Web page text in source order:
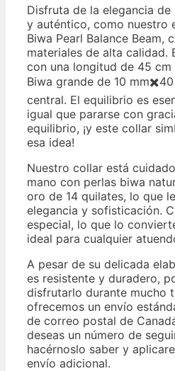
Disfruta de la elegancia
y auténtico, como nuestro
Biwa Pearl Balance Beam,
materiales de alta calidad.
con una longitud de 45 cm
Biwa grande de 10
central. El equilibrio es
igual que pararse con
equilibrio, ¡y este collar
esa idea!
Nuestro collar está
mano con perlas biwa
oro de 14 quilates, lo que
elegancia y sofisticación.
especial, lo que lo
ideal para cualquier
A pesar de su delicada
es resistente y duradero,
disfrutarlo durante mucho
ofrecemos un envío
de correo postal de
deseas un número de
hacérnoslo saber y
envío adicional.